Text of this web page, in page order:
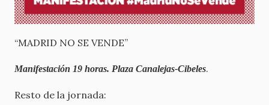
“MADRID NO SE VENDE”
Manifestación 19 horas. Plaza Canalejas-Cibeles.
Resto de la jornada: